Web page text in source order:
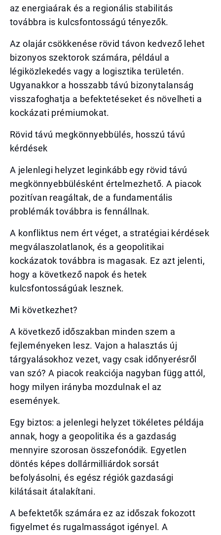
az energiaárak és a regionális stabilitás
továbbra is kulcsfontosságú tényezők.
Az olajár csökkenése rövid távon kedvező lehet
bizonyos szektorok számára, például a
légiközlekedés vagy a logisztika területén.
Ugyanakkor a hosszabb távú bizonytalanság
visszafoghatja a befektetéseket és növelheti a
kockázati prémiumokat.
Rövid távú megkönnyebbülés, hosszú távú
kérdések
A jelenlegi helyzet leginkább egy rövid távú
megkönnyebbülésként értelmezhető. A piacok
pozitívan reagáltak, de a fundamentális
problémák továbbra is fennállnak.
A konfliktus nem ért véget, a stratégiai kérdések
megválaszolatlanok, és a geopolitikai
kockázatok továbbra is magasak. Ez azt jelenti,
hogy a következő napok és hetek
kulcsfontosságúak lesznek.
Mi következhet?
A következő időszakban minden szem a
fejleményeken lesz. Vajon a halasztás új
tárgyalásokhoz vezet, vagy csak időnyerésről
van szó? A piacok reakciója nagyban függ attól,
hogy milyen irányba mozdulnak el az
események.
Egy biztos: a jelenlegi helyzet tökéletes példája
annak, hogy a geopolitika és a gazdaság
mennyire szorosan összefonódik. Egyetlen
döntés képes dollármilliárdok sorsát
befolyásolni, és egész régiók gazdasági
kilátásait átalakítani.
A befektetők számára ez az időszak fokozott
figyelmet és rugalmasságot igényel. A